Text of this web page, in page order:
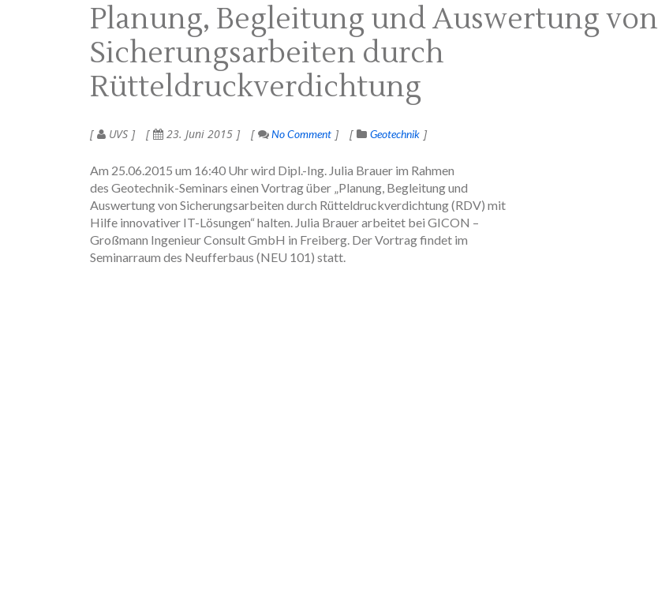
Planung, Begleitung und Auswertung von
Sicherungsarbeiten durch
Rütteldruckverdichtung
UVS 23. Juni 2015 No Comment Geotechnik
Am 25.06.2015 um 16:40 Uhr wird Dipl.-Ing. Julia Brauer im Rahmen
des Geotechnik-Seminars einen Vortrag über „Planung, Begleitung und
Auswertung von Sicherungsarbeiten durch Rütteldruckverdichtung (RDV) mit
Hilfe innovativer IT-Lösungen“ halten. Julia Brauer arbeitet bei GICON –
Großmann Ingenieur Consult GmbH in Freiberg. Der Vortrag findet im
Seminarraum des Neufferbaus (NEU 101) statt.